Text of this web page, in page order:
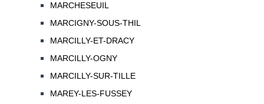
MARCHESEUIL
MARCIGNY-SOUS-THIL
MARCILLY-ET-DRACY
MARCILLY-OGNY
MARCILLY-SUR-TILLE
MAREY-LES-FUSSEY